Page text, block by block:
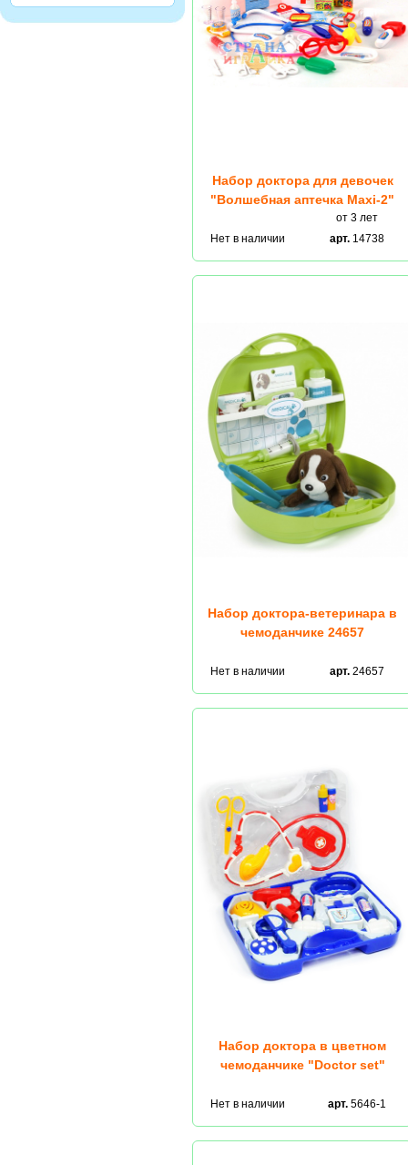
Набор доктора для девочек
"Волшебная аптечка Maxi-2"
от 3 лет
Нет в наличии
арт. 14738
Набор доктора-ветеринара в
чемоданчике 24657
Нет в наличии арт. 24657
Набор доктора в цветном
чемоданчике "Doctor set"
Нет в наличии арт. 5646-1